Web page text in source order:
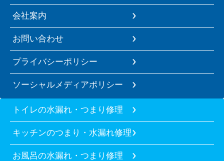
会社案内
お問い合わせ
プライバシーポリシー
ソーシャルメディアポリシー
トイレの水漏れ・つまり修理
キッチンのつまり・水漏れ修理
お風呂の水漏れ・つまり修理